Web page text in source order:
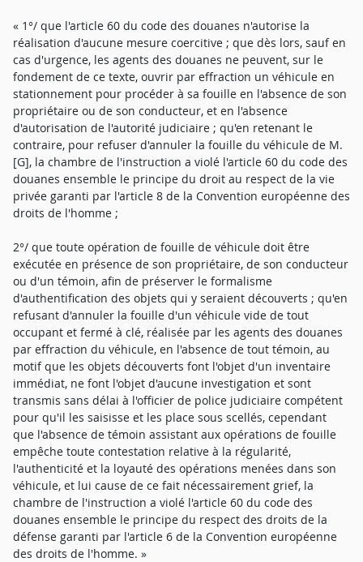
« 1°/ que l'article 60 du code des douanes n'autorise la
réalisation d'aucune mesure coercitive ; que dès lors, sauf en
cas d'urgence, les agents des douanes ne peuvent, sur le
fondement de ce texte, ouvrir par effraction un véhicule en
stationnement pour procéder à sa fouille en l'absence de son
propriétaire ou de son conducteur, et en l'absence
d'autorisation de l'autorité judiciaire ; qu'en retenant le
contraire, pour refuser d'annuler la fouille du véhicule de M.
[G], la chambre de l'instruction a violé l'article 60 du code des
douanes ensemble le principe du droit au respect de la vie
privée garanti par l'article 8 de la Convention européenne des
droits de l'homme ;
2°/ que toute opération de fouille de véhicule doit être
exécutée en présence de son propriétaire, de son conducteur
ou d'un témoin, afin de préserver le formalisme
d'authentification des objets qui y seraient découverts ; qu'en
refusant d'annuler la fouille d'un véhicule vide de tout
occupant et fermé à clé, réalisée par les agents des douanes
par effraction du véhicule, en l'absence de tout témoin, au
motif que les objets découverts font l'objet d'un inventaire
immédiat, ne font l'objet d'aucune investigation et sont
transmis sans délai à l'officier de police judiciaire compétent
pour qu'il les saisisse et les place sous scellés, cependant
que l'absence de témoin assistant aux opérations de fouille
empêche toute contestation relative à la régularité,
l'authenticité et la loyauté des opérations menées dans son
véhicule, et lui cause de ce fait nécessairement grief, la
chambre de l'instruction a violé l'article 60 du code des
douanes ensemble le principe du respect des droits de la
défense garanti par l'article 6 de la Convention européenne
des droits de l'homme. »